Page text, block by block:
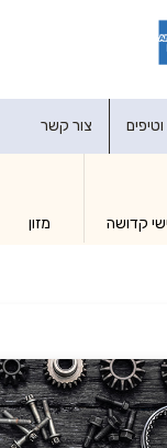
צור קשר
קדושה מזון